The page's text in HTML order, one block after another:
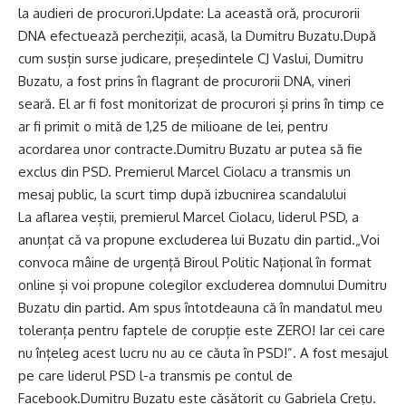
la audieri de procurori.Update: La această oră, procurorii
DNA efectuează percheziții, acasă, la Dumitru Buzatu.După
cum susțin surse judicare, președintele CJ Vaslui, Dumitru
Buzatu, a fost prins în flagrant de procurorii DNA, vineri
seară. El ar fi fost monitorizat de procurori și prins în timp ce
ar fi primit o mită de 1,25 de milioane de lei, pentru
acordarea unor contracte.Dumitru Buzatu ar putea să fie
exclus din PSD. Premierul Marcel Ciolacu a transmis un
mesaj public, la scurt timp după izbucnirea scandalului
La aflarea veștii, premierul Marcel Ciolacu, liderul PSD, a
anunțat că va propune excluderea lui Buzatu din partid.„Voi
convoca mâine de urgență Biroul Politic Național în format
online și voi propune colegilor excluderea domnului Dumitru
Buzatu din partid. Am spus întotdeauna că în mandatul meu
toleranța pentru faptele de corupție este ZERO! Iar cei care
nu înțeleg acest lucru nu au ce căuta în PSD!”. A fost mesajul
pe care liderul PSD l-a transmis pe contul de
Facebook.Dumitru Buzatu este căsătorit cu Gabriela Crețu.